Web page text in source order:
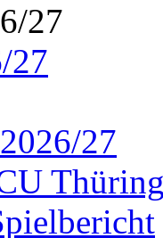
27
27
27